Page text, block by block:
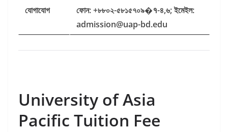
যোগাযোগ
ফোন: +৮৮০২-৫৮১৫৭০৯�१-৪,৬;ইমেইল:
admission@uap-bd.edu
University of Asia
Pacific Tuition Fee